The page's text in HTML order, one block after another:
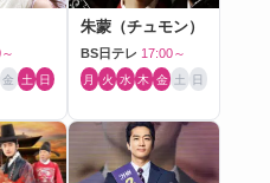
金 土 日
朱蒙（チュモン）
BS日テレ 17:00～
月 火 水 木 金 土 日